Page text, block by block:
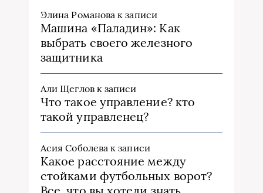
Элина Романова к записи
Машина «Паладин»: Как
выбрать своего железного
защитника
Али Щегловк записи
Что такое управление? кто
такой управленец?
Асия Соболева к записи
Какое расстояние между
стойками футбольных ворот?